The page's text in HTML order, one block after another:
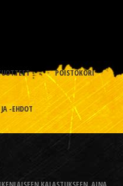
POISTOKORI
-EHDOT